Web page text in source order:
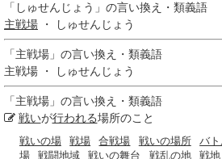
「 しゅせんじょう 」の言い換え・類義語
主戦場 ・ しゅせんじょう
「主戦場 」の言い換え・類義語
主戦場 ・ しゅせんじょう
「主戦場 」の言い換え・類義語
戦いが行われる場所のこと
戦いの場 戦場 合戦場 戦いの場所 バ
場
戦闘地域 戦いの舞台 戦乱の地 戦地